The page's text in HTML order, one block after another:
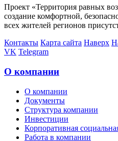
Проект «Территория равных
создание комфортной,
всех жителей регионов
Контакты Карта сайта Наверх
VK Telegram
О компании
О компании
Документы
Структура компании
Инвестиции
Корпоративная
Работа в компании